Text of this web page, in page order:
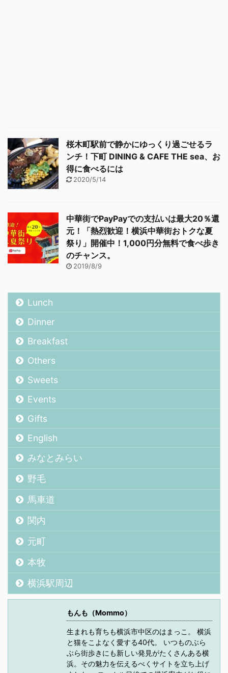
桜木町駅前で静かにゆっくり過ごせるラ
ンチ！下町 DINING & CAFE THE sea、お
得に食べるには
2020/5/14
中華街でPayPayでの支払いは最大20％還
元！「熱烈歓迎！横浜中華街おトクな夏
祭り」開催中！1,000円分無料で食べ歩き
のチャンス。
2019/8/9
Lunch
Dinner
Breakfast
Others
Sweets
Events
Gifts
English
みなとみらい
野毛
馬車道
関内
元町
本牧
横浜駅周辺
もんも（Mommo）
生まれも育ちも横浜市中区のはまっこ。 横浜
と猫をこよなく愛する40代。 いつものぶら
ぶら街歩きにも新しい発見がたくさんある横
浜。その魅力を伝えるべくサイトを立ち上げ